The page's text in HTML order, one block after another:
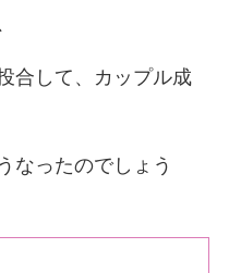
合して、カップル成
なったのでしょう